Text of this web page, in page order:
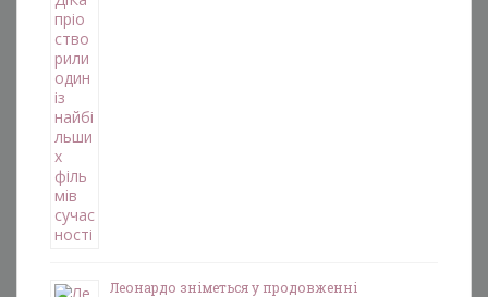
Леонардо зніметься у продовженні